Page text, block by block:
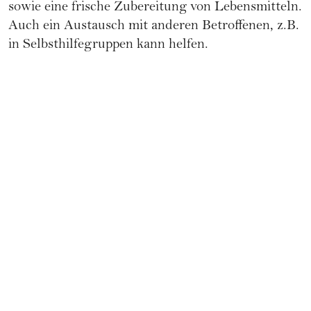
sowie eine frische Zubereitung von Lebensmitteln.
Auch ein Austausch mit anderen Betroffenen, z.B.
in Selbsthilfegruppen kann helfen.